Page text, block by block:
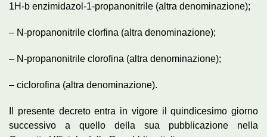
1H-b enzimidazol-1-propanonitrile (altra denominazione);
– N-propanonitrile clorfina (altra denominazione);
– N-propanonitrile clorofina (altra denominazione);
– ciclorofina (altra denominazione).
Il presente decreto entra in vigore il quindicesimo giorno
successivo a quello della sua pubblicazione nella